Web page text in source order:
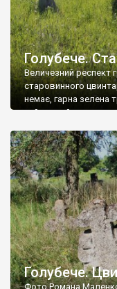
Голубече.
Величезний респект
старовинного
немає, гарна зелена
найкращий
бруньками, кози ті
делікатес. На
різноманітних форм
Голубече.
Фото Романа